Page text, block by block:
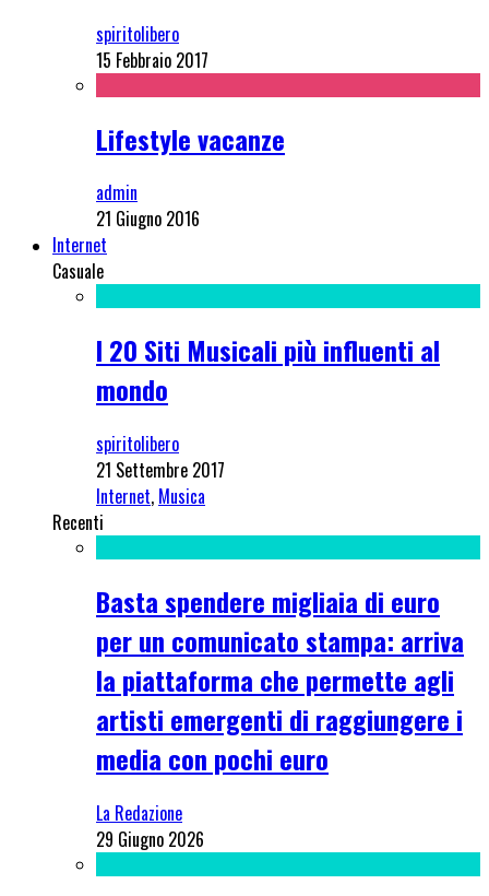
spiritolibero
15 Febbraio 2017
Lifestyle vacanze
admin
21 Giugno 2016
Internet
Casuale
I 20 Siti Musicali più influenti al
mondo
spiritolibero
21 Settembre 2017
Internet, Musica
Recenti
Basta spendere migliaia di euro
per un comunicato stampa: arriva
la piattaforma che permette agli
artisti emergenti di raggiungere i
media con pochi euro
La Redazione
29 Giugno 2026